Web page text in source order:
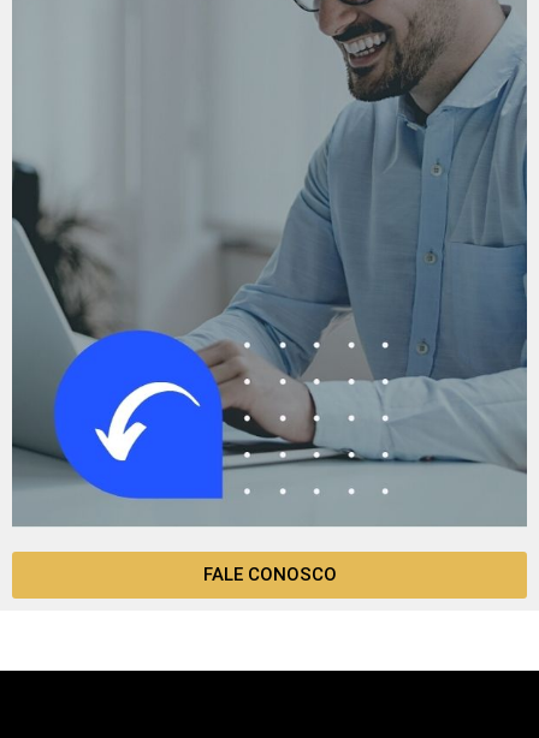
FALE CONOSCO